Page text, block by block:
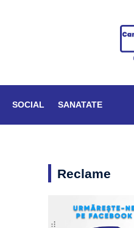
SOCIAL SANATATE
Reclame